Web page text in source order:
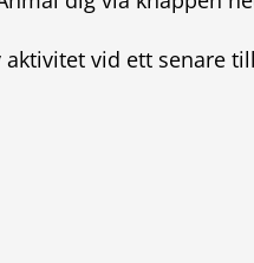
vid ett senare